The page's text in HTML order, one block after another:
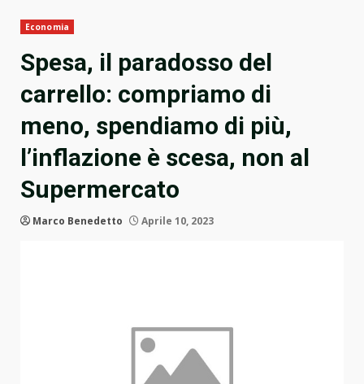
Economia
Spesa, il paradosso del
carrello: compriamo di
meno, spendiamo di più,
l’inflazione è scesa, non al
Supermercato
Marco Benedetto Aprile 10, 2023